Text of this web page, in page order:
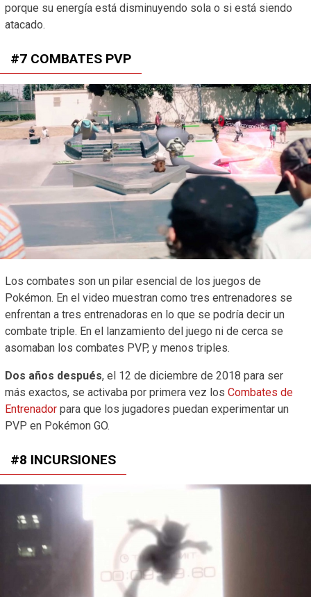
porque su energía está disminuyendo sola o si está siendo
atacado.
#7 COMBATES PVP
Los combates son un pilar esencial de los juegos de
Pokémon. En el video muestran como tres entrenadores se
enfrentan a tres entrenadoras en lo que se podría decir un
combate triple. En el lanzamiento del juego ni de cerca se
asomaban los combates PVP, y menos triples.
Dos años después, el 12 de diciembre de 2018 para ser
más exactos, se activaba por primera vez los Combates de
Entrenador para que los jugadores puedan experimentar un
PVP en Pokémon GO.
#8 INCURSIONES